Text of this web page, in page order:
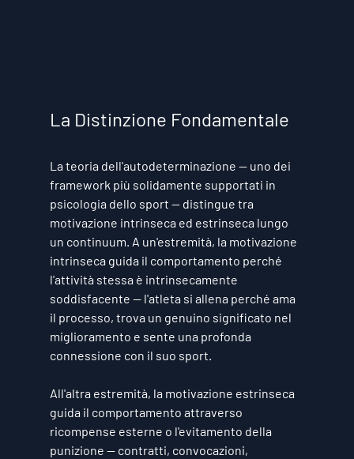
La Distinzione Fondamentale
La teoria dell'autodeterminazione — uno dei
framework più solidamente supportati in
psicologia dello sport — distingue tra
motivazione intrinseca ed estrinseca lungo
un continuum. A un'estremità, la motivazione
intrinseca guida il comportamento perché
l'attività stessa è intrinsecamente
soddisfacente — l'atleta si allena perché ama
il processo, trova un genuino significato nel
miglioramento e sente una profonda
connessione con il suo sport.
All'altra estremità, la motivazione estrinseca
guida il comportamento attraverso
ricompense esterne o l'evitamento della
punizione — contratti, convocazioni,